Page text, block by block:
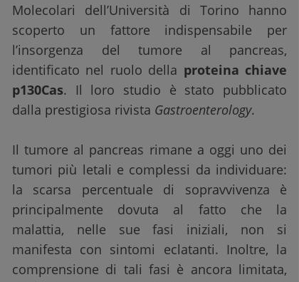
Molecolari dell’Università di Torino hanno
scoperto un fattore indispensabile per
l’insorgenza del tumore al pancreas,
identificato nel ruolo della proteina chiave
p130Cas. Il loro studio è stato pubblicato
dalla prestigiosa rivista Gastroenterology.
Il tumore al pancreas rimane a oggi uno dei
tumori più letali e complessi da individuare:
la scarsa percentuale di sopravvivenza è
principalmente dovuta al fatto che la
malattia, nelle sue fasi iniziali, non si
manifesta con sintomi eclatanti. Inoltre, la
comprensione di tali fasi è ancora limitata,